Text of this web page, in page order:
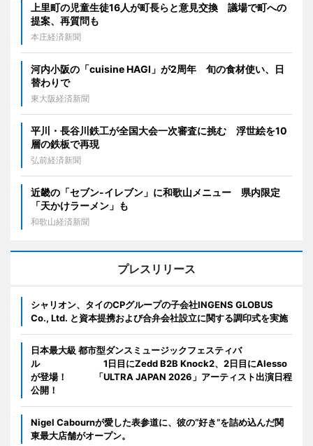
上里町の児童生徒16人が町長らと意見交換 議場で町への
提案、再質問も
本庄経済新聞
河内小阪の「cuisine HAGI」が2周年 旬の食材使い、日
替わりで
東大阪経済新聞
平川・長谷川鉄工が全国大会一次審査に挑む 浮世絵を10
層の鉄板で再現
弘前経済新聞
近畿の「セブン-イレブン」に和歌山メニュー 県内限定
「天かけラーメン」も
和歌山経済新聞
プレスリリース
シャリオン、タイのCPグループの子会社INGENS GLOBUS
Co., Ltd. と資本提携および合弁会社設立に関する調印式を実施
日本最大級 都市型ダンスミュージックフェスティバ
ル 1日目にZedd B2B Knock2、2日目にAlesso
が登場！ 「ULTRA JAPAN 2026」アーティスト出演日程
公開！
Nigel Cabournが愛した表参道に、彼の“好き”を詰め込んだ関
東最大店舗がオープン。